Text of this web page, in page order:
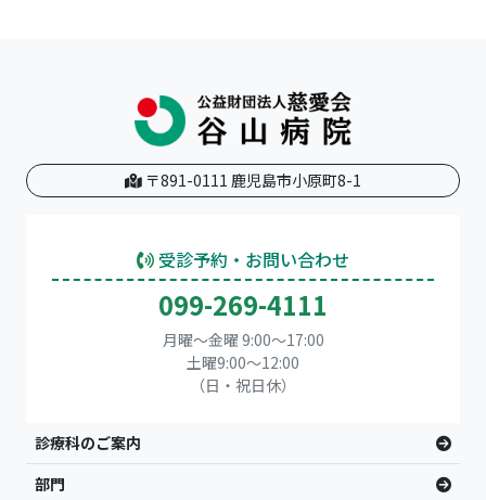
〒891-0111 鹿児島市小原町8-1
受診予約・お問い合わせ
099-269-4111
月曜～金曜 9:00～17:00
土曜9:00〜12:00
（日・祝日休）
診療科のご案内
部門